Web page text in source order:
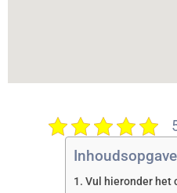
Inhoudsopgave
Vul hieronder het